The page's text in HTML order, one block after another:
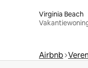
Virginia Beach
Airbnb